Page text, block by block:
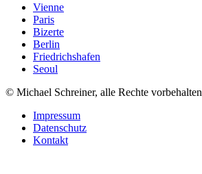
Vienne
Paris
Bizerte
Berlin
Friedrichshafen
Seoul
© Michael Schreiner, alle Rechte vorbehalten
Impressum
Datenschutz
Kontakt